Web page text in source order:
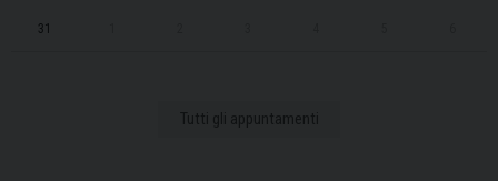
31
Tutti gli appuntamenti